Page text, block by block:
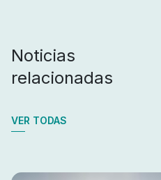
Noticias
relacionadas
VER TODAS